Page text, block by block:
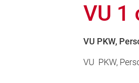
VU 1
VU PKW,
VU PKW,